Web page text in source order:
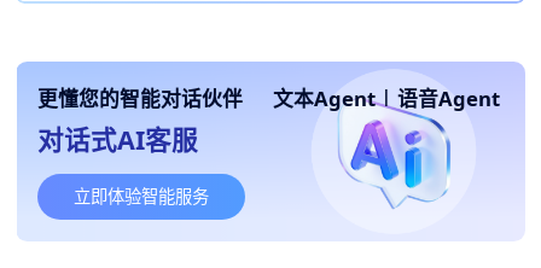
更懂您的智能对话伙伴 文本Agent | 语音Agent
对话式AI客服
立即体验智能服务